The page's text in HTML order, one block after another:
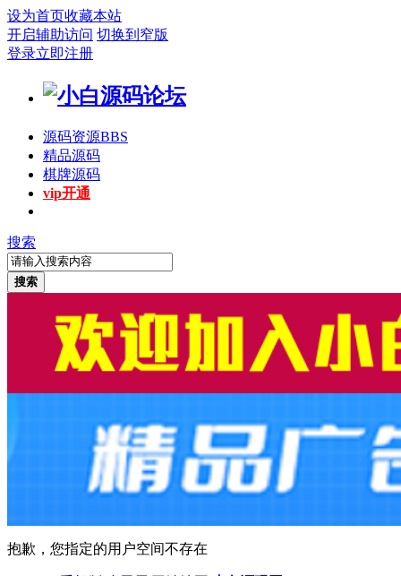
设为首页收藏本站
开启辅助访问 切换到窄版
登录立即注册
源码资源BBS
精品源码
棋牌源码
vip开通
搜索
搜索
抱歉，您指定的用户空间不存在